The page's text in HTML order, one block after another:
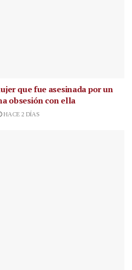
que fue asesinada por un
obsesión con ella
HACE 2 DÍAS